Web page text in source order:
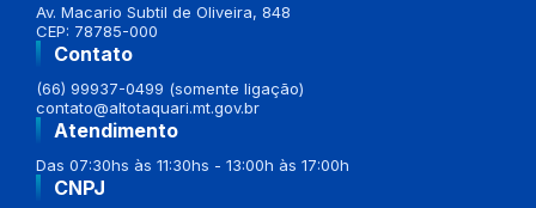
Av. Macario Subtil de Oliveira, 848
CEP: 78785-000
Contato
(66) 99937-0499 (somente ligação)
contato@altotaquari.mt.gov.br
Atendimento
Das 07:30hs às 11:30hs - 13:00h às 17:00h
CNPJ